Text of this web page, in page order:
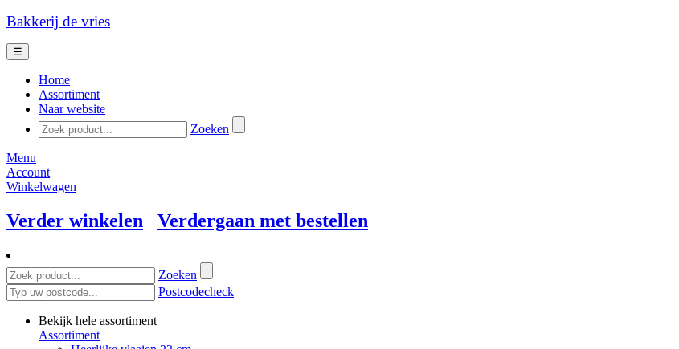
Bakkerij de vries
☰
Home
Assortiment
Naar website
Zoeken
Menu
Account
Winkelwagen
Verder winkelen Verdergaan met bestellen
Zoeken
Postcodecheck
Bekijk hele assortiment
Assortiment